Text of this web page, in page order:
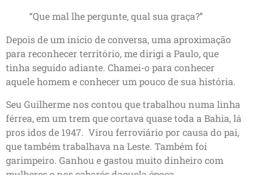
“Que mal lhe pergunte, qual sua graça?”
Depois de um inicio de conversa, uma aproximação
para reconhecer território, me dirigi a Paulo, que
tinha seguido adiante. Chamei-o para conhecer
aquele homem e conhecer um pouco de sua história.
Seu Guilherme nos contou que trabalhou numa linha
férrea, em um trem que cortava quase toda a Bahia, lá
pros idos de 1947. Virou ferroviário por causa do pai,
que também trabalhava na Leste. Também foi
garimpeiro. Ganhou e gastou muito dinheiro com